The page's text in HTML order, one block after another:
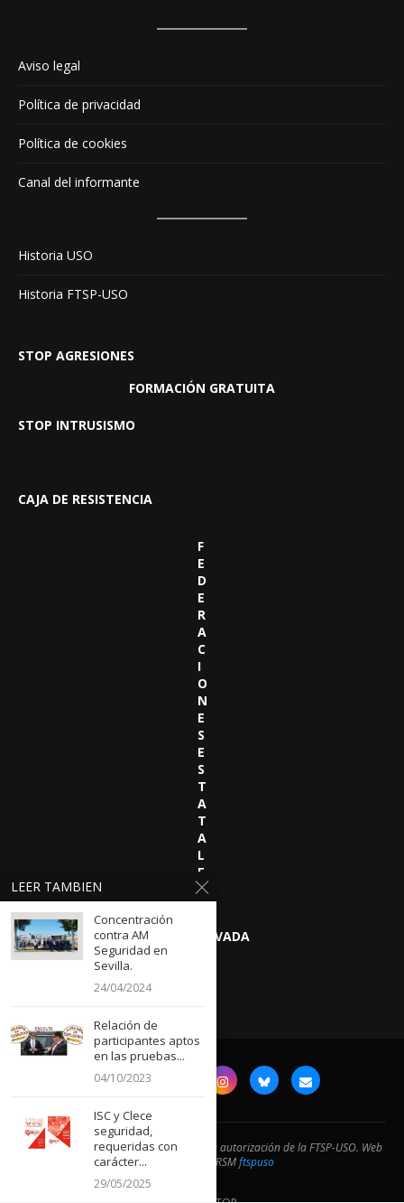
Aviso legal
Política de privacidad
Política de cookies
Canal del informante
Historia USO
Historia FTSP-USO
STOP AGRESIONES
FORMACIÓN GRATUITA
STOP INTRUSISMO
CAJA DE RESISTENCIA
F
E
D
E
R
A
C
I
O
N
E
S
E
S
T
A
T
A
L
E
S
OBSERVATORIO SEGURIDAD PRIVADA
@2024- Prohibida la reproducción sin la autorización de la FTSP-USO. Web
desarrollada por RSMftspuso
LEER TAMBIEN
Concentración
contra AM
Seguridad en
Sevilla.
24/04/2024
Relación de
participantes aptos
en las pruebas...
04/10/2023
ISC y Clece
seguridad,
requeridas con
carácter...
29/05/2025